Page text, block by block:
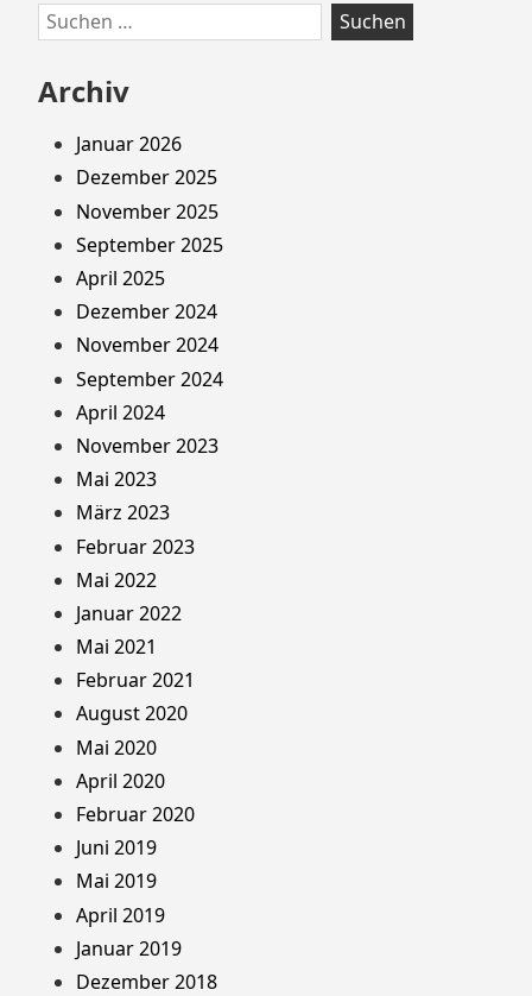
Suchen
nach:
Archiv
Januar 2026
Dezember 2025
November 2025
September 2025
April 2025
Dezember 2024
November 2024
September 2024
April 2024
November 2023
Mai 2023
März 2023
Februar 2023
Mai 2022
Januar 2022
Mai 2021
Februar 2021
August 2020
Mai 2020
April 2020
Februar 2020
Juni 2019
Mai 2019
April 2019
Januar 2019
Dezember 2018